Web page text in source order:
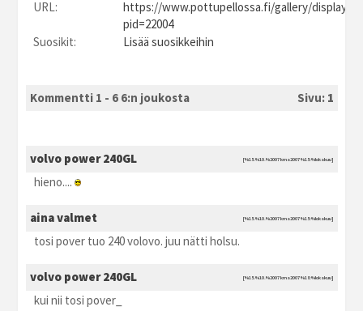
URL:
https://www.pottupellossa.fi/gallery/
pid=22004
Suosikit:
Lisää suosikkeihin
Kommentti 1 - 6 6:n joukosta Sivu: 1
volvo power 240GL [%15.%10.%2007 kma2007 %15:%lokakuu]
hieno....
aina valmet [%15.%10.%2007 kma2007 %15:%lokakuu]
tosi pover tuo 240 volovo. juu nätti holsu.
volvo power 240GL [%15.%10.%2007 kma2007 %18:%lokakuu]
kui nii tosi pover_